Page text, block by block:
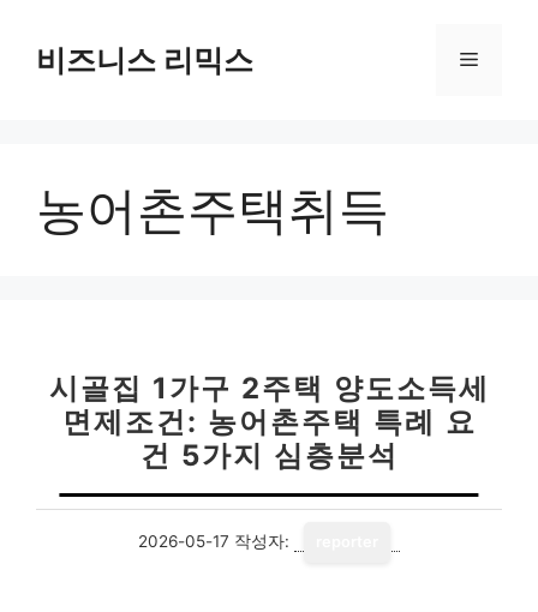
비즈니스 리믹스 메
농어촌주택취득
시골집 1가구 2주택 양도소득세
면제조건: 농어촌주택 특례 요
건 5가지 심층분석
2026-05-17 작성자: